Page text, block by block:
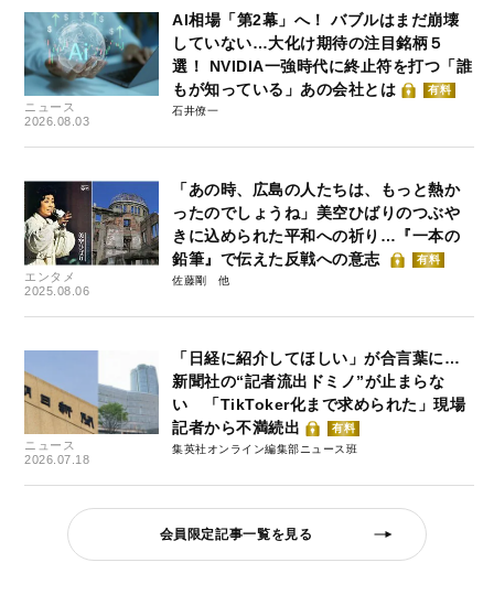
ニュース
2026.08.03
AI相場「第2幕」へ！ バブルはまだ崩壊
していない…大化け期待の注目銘柄５
選！ NVIDIA一強時代に終止符を打つ「誰
もが知っている」あの会社とは
有料
石井僚一
エンタメ
2025.08.06
「あの時、広島の人たちは、もっと熱か
ったのでしょうね」美空ひばりのつぶや
きに込められた平和への祈り…『一本の
鉛筆』で伝えた反戦への意志
有料
佐藤剛
ニュース
2026.07.18
「日経に紹介してほしい」が合言葉に…
新聞社の“記者流出ドミノ”が止まらな
い 「TikToker化まで求められた」現場
記者から不満続出
有料
集英社オンライン編集部ニュース班
会員限定記事一覧を見る